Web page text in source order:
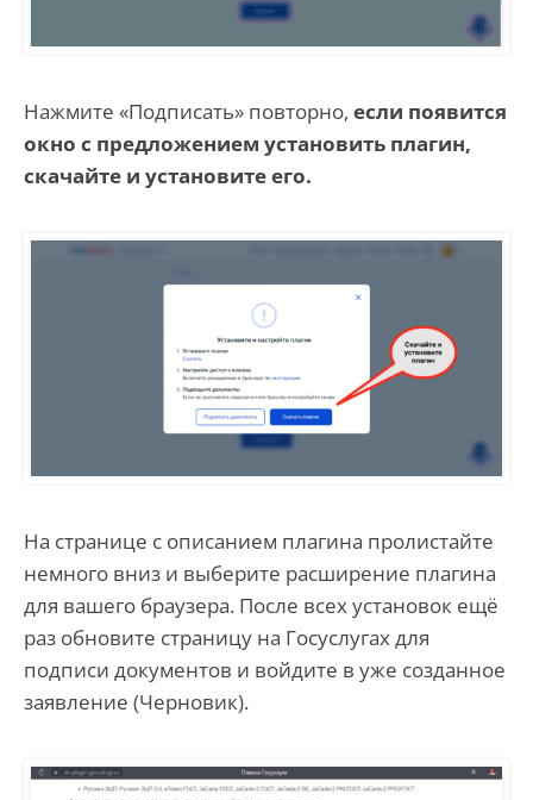
Нажмите «Подписать» повторно, если появится
окно с предложением установить плагин,
скачайте и установите его.
На странице с описанием плагина пролистайте
немного вниз и выберите расширение плагина
для вашего браузера. После всех установок ещё
раз обновите страницу на Госуслугах для
подписи документов и войдите в уже созданное
заявление (Черновик).